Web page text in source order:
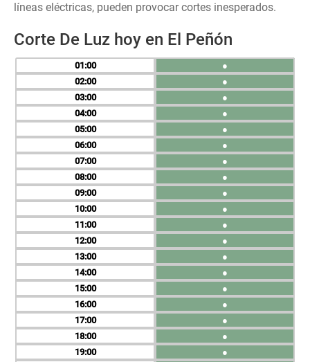
líneas eléctricas, pueden provocar cortes inesperados.
Corte De Luz hoy en El Peñón
01
02
03
04
05
06
07
08
09
10
11
12
13
14
15
16
17
18
19
●
●
●
●
●
●
●
●
●
●
●
●
●
●
●
●
●
●
●